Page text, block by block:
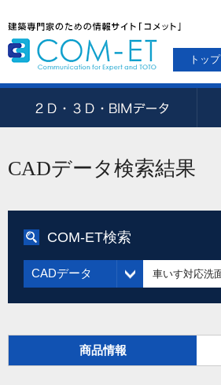
トップ
CADデータ検索結果
COM-ET検索
CADデータ
商品情報